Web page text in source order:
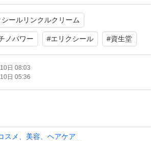
ません。
が受け取り評価ができない方は、ご遠慮
シールリンクルクリーム
ノパワー #エリクシール #資生堂
日 08:03
日 05:36
スメ、美容、ヘアケア